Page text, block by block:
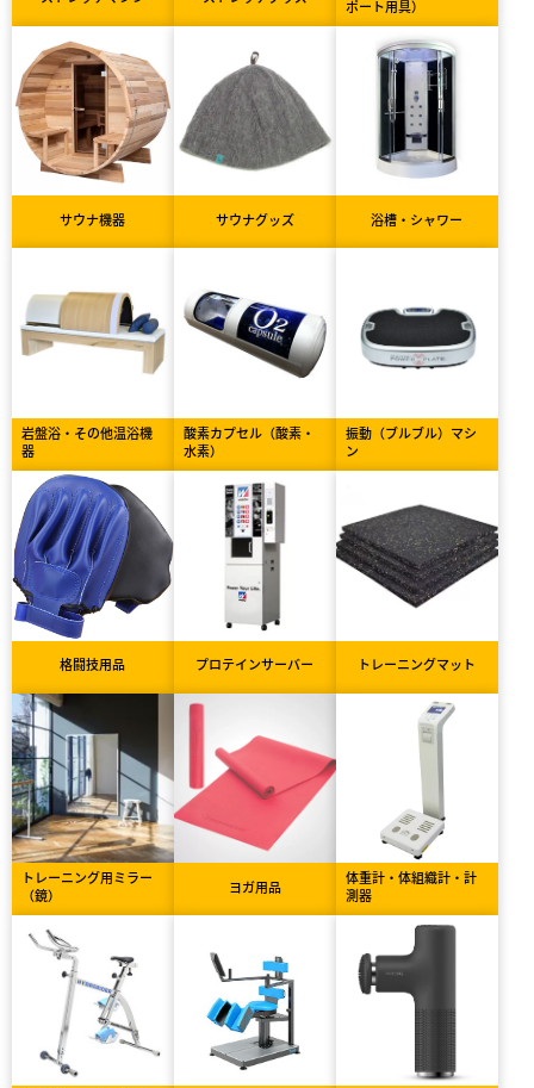
ポート用具）
サウナ機器 サウナグッズ 浴槽・シャワー
岩盤浴・その他温浴機
器
酸素カプセル（酸素・
水素）
振動（ブルブル）マシ
ン
格闘技用品 プロテインサーバー トレーニングマット
トレーニング用ミラー
（鏡）
ヨガ用品
体重計・体組織計・計
測器